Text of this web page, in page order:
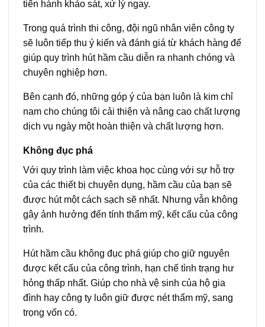
tiến hành khảo sát, xử lý ngay.
Trong quá trình thi công, đội ngũ nhân viên công ty
sẽ luôn tiếp thu ý kiến và đánh giá từ khách hàng để
giúp quy trình hút hầm cầu diễn ra nhanh chóng và
chuyên nghiệp hơn.
Bên cạnh đó, những góp ý của bạn luôn là kim chỉ
nam cho chúng tôi cải thiện và nâng cao chất lượng
dịch vụ ngày một hoàn thiện và chất lượng hơn.
Không đục phá
Với quy trình làm việc khoa học cùng với sự hỗ trợ
của các thiết bị chuyên dụng, hầm cầu của bạn sẽ
được hút một cách sạch sẽ nhất. Nhưng vẫn không
gây ảnh hưởng đến tính thẩm mỹ, kết cấu của công
trình.
Hút hầm cầu không đục phá giúp cho giữ nguyên
được kết cấu của công trình, hạn chế tình trạng hư
hỏng thấp nhất. Giúp cho nhà vệ sinh của hộ gia
đình hay công ty luôn giữ được nét thẩm mỹ, sang
trọng vốn có.